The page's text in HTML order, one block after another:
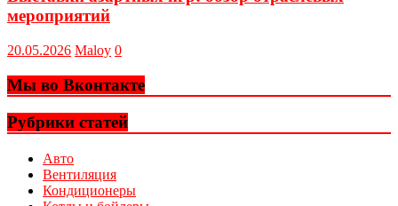
мероприятий
20.05.2026 Maloy 0
Мы во Вконтакте
Рубрики статей
Авто
Вентиляция
Кондиционеры